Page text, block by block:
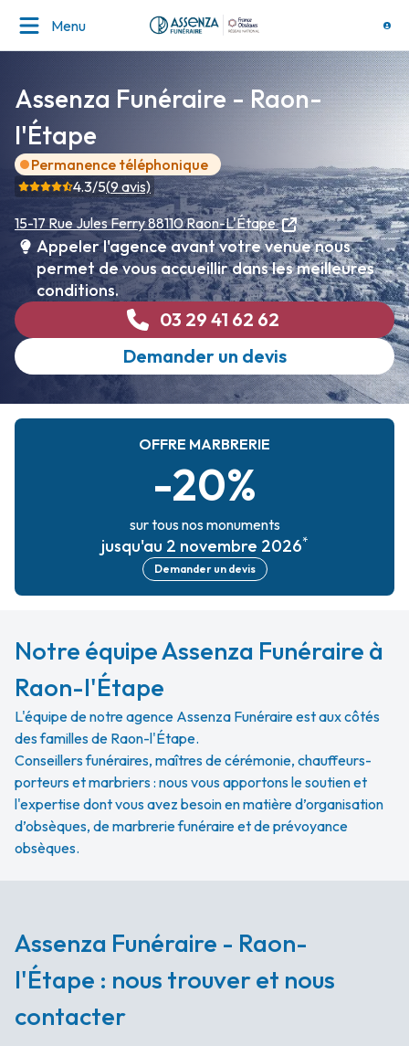
Menu
Assenza Funéraire - Raon-
l'Étape
Permanence téléphonique
4.3/5(9avis)
15-17 Rue Jules Ferry88110 Raon-L'Étape
03 29 41 62 62
Demander un devis
Appeler l'agence avant votre venue nous
permet de vous accueillir dans les meilleures
conditions.
OFFRE MARBRERIE
-20%
sur tous nos monuments
jusqu'au 2 novembre 2026*
Demander un devis
Notre équipe Assenza Funéraire à
Raon-l'Étape
L'équipe de notre agence Assenza Funéraire est aux côtés
des familles de Raon-l'Étape.
Conseillers funéraires, maîtres de cérémonie, chauffeurs-
porteurs et marbriers : nous vous apportons le soutien et
l'expertise dont vous avez besoin en matière d’organisation
d’obsèques, de marbrerie funéraire et de prévoyance
obsèques.
Assenza Funéraire - Raon-
l'Étape : nous trouver et nous
contacter